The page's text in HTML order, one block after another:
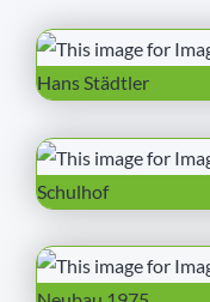
Hans Städtler
Schulhof